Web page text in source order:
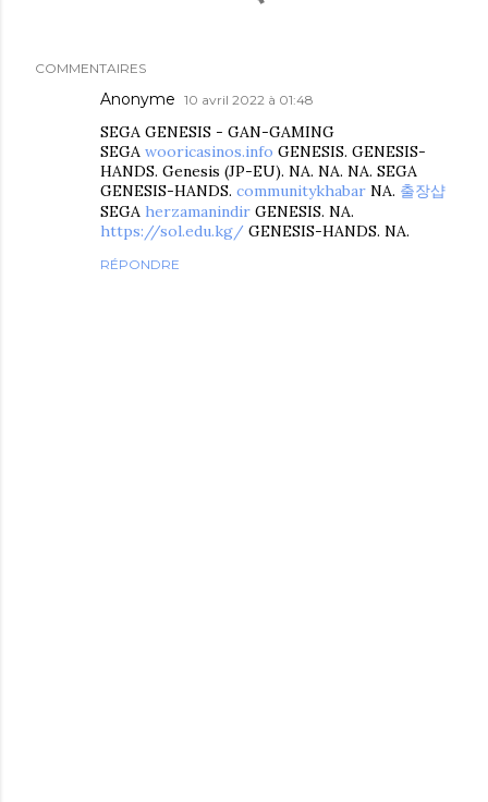
COMMENTAIRES
Anonyme 10 avril 2022 à 01:48
SEGA GENESIS - GAN-GAMING
SEGA wooricasinos.info GENESIS. GENESIS-
HANDS. Genesis (JP-EU). NA. NA. NA. SEGA
GENESIS-HANDS. communitykhabar NA. 출장샵
SEGA herzamanindir GENESIS. NA.
https://sol.edu.kg/ GENESIS-HANDS. NA.
RÉPONDRE